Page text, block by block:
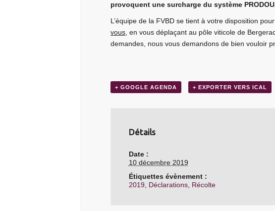
provoquent une surcharge du système
L’équipe de la FVBD se tient à votre disposition pour
vous, en vous déplaçant au pôle viticole de
demandes, nous vous demandons de bien vouloir
+ GOOGLE AGENDA + EXPORTER VERS ICAL
Détails
Date :
10 décembre 2019
Étiquettes évènement :
2019, Déclarations, Récolte